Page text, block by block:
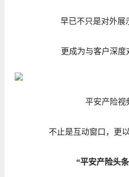
早已不只是对外展
更成为与客户深度
平安产险视
不止是互动窗口，更
“平安产险头